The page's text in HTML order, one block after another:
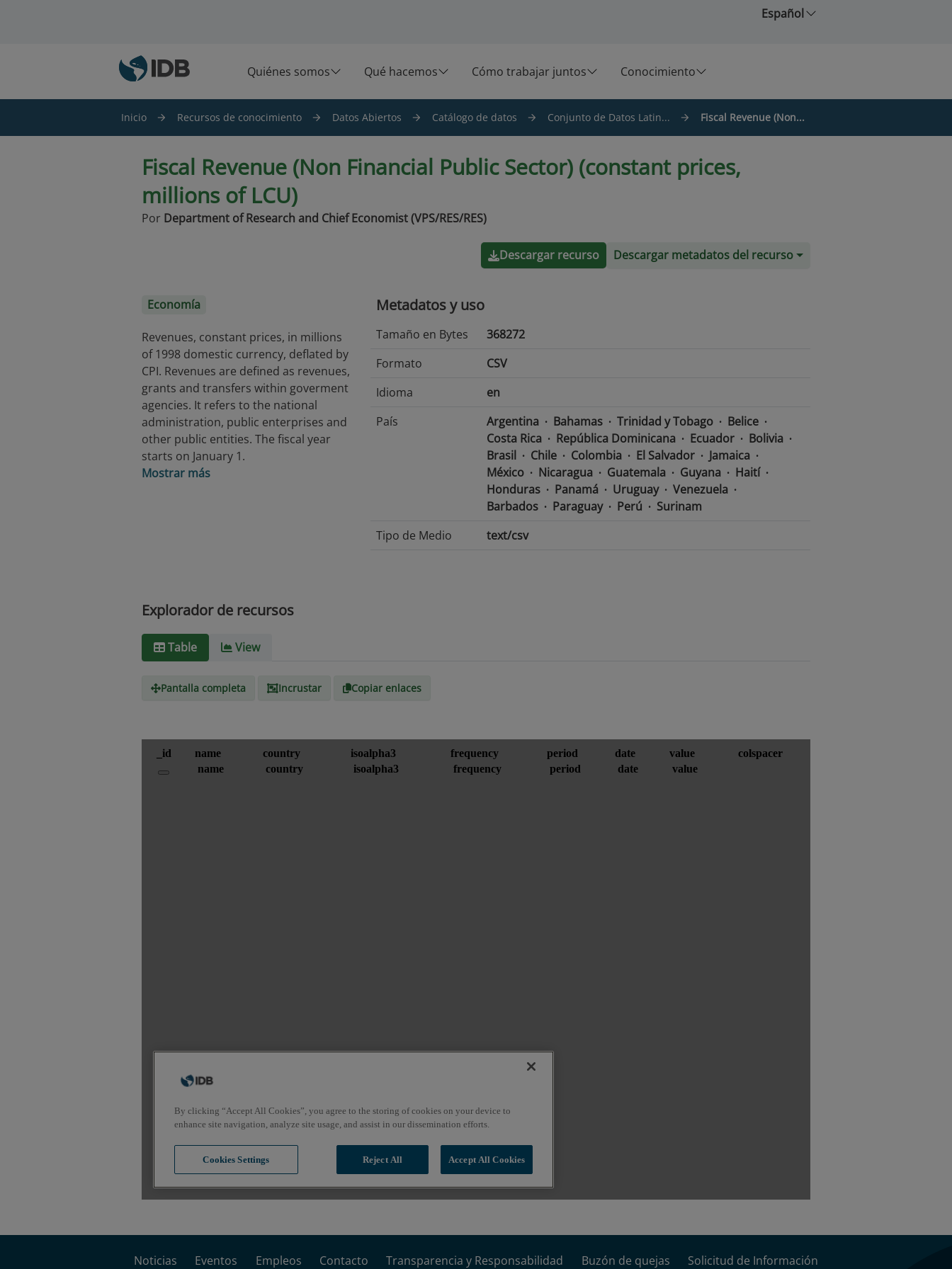
Español
Quiénes somos Qué hacemos Cómo trabajar juntos Conocimiento
Inicio Recursos de conocimiento Datos Abiertos Catálogo de datos Conjunto de Datos Latin... Fiscal Revenue (Non...
Fiscal Revenue (Non Financial Public Sector) (constant prices,
millions of LCU)
Por Department of Research and Chief Economist (VPS/RES/RES)
Descargar recurso Descargar metadatos del recurso
Economía
Revenues, constant prices, in millions
of 1998 domestic currency, deflated by
CPI. Revenues are defined as revenues,
grants and transfers within goverment
agencies. It refers to the national
administration, public enterprises and
other public entities. The fiscal year
starts on January 1.
Mostrar más
Metadatos y uso
Tamaño en Bytes
368272
Formato
CSV
Idioma
en
País
Argentina Bahamas Trinidad y Tobago
Belice
Costa Rica
República Dominicana Ecuador
Bolivia
Brasil
Chile Colombia El Salvador
Jamaica
México
Nicaragua Guatemala Guyana
Haití
Honduras
Panamá Uruguay
Venezuela
Barbados
Paraguay Perú
Surinam
Tipo de Medio
text/csv
Explorador de recursos
Table View
Pantalla completa Incrustar Copiar enlaces
Noticias Eventos Empleos Contacto Transparencia y Responsabilidad Buzón de quejas Solicitud de Información